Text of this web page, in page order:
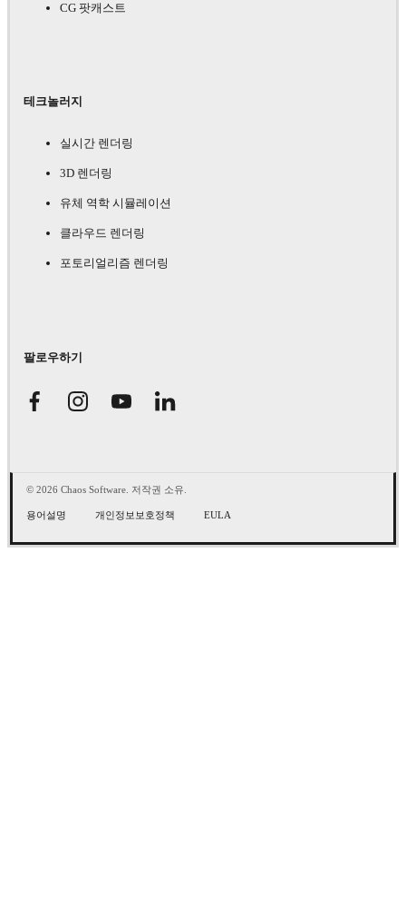
CG 팟캐스트
테크놀러지
실시간 렌더링
3D 렌더링
유체 역학 시뮬레이션
클라우드 렌더링
포토리얼리즘 렌더링
팔로우하기
© 2026 Chaos Software. 저작권 소유.
용어설명 개인정보보호정책 EULA